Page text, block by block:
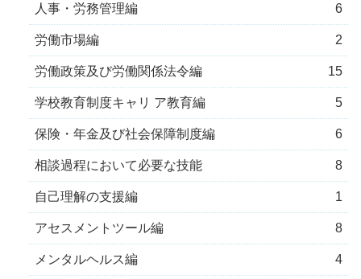
人事・労務管理編 6
労働市場編 2
労働政策及び労働関係法令編 15
学校教育制度キャリ ア教育編 5
保険・年金及び社会保障制度編 6
相談過程において必要な技能 8
自己理解の支援編 1
アセスメントツール編 8
メンタルヘルス編 4